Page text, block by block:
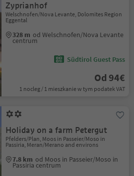
Zyprianhof
Welschnofen/Nova Levante, Dolomites Region
Eggental
328 m od Welschnofen/Nova Levante
centrum
Südtirol Guest Pass
Od 94€
1 nocleg / 1 mieszkanie w tym podatek VAT
Holiday on a farm Petergut
Pfelders/Plan, Moos in Passeier/Moso in
Passiria, Meran/Merano and environs
7.8 km od Moos in Passeier/Moso in
Passiria centrum